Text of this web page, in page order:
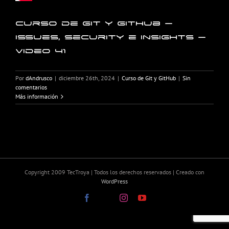
Curso de Git y GitHub –
Issues, Security e Insights –
Video 41
Por dAndrusco | diciembre 26th, 2024 | Curso de Git y GitHub | Sin
comentarios
Más información
Copyright 2009 TecTroya | Todos los derechos reservados | Creado con
WordPress
Facebook InstagramYouTube